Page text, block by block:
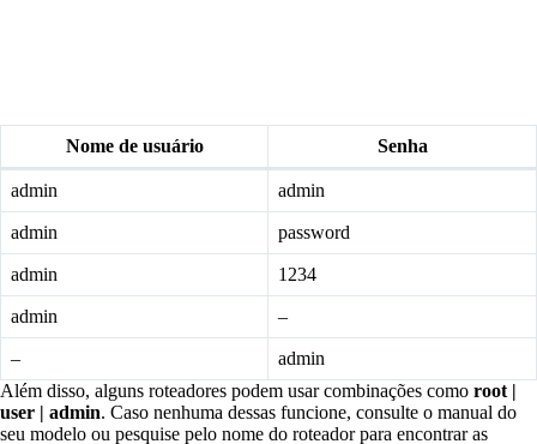
Nome de usuário Senha
admin admin
admin password
admin 1234
admin –
–
admin
Além disso, alguns roteadores podem usar combinações como root |
user | admin. Caso nenhuma dessas funcione, consulte o manual do
seu modelo ou pesquise pelo nome do roteador para encontrar as